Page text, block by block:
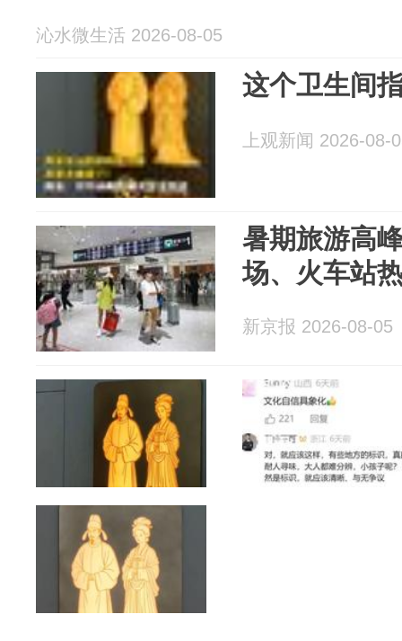
沁水微生活 2026-08-05
这个卫生间
上观新闻 2026-08-
暑期旅游高
场、火车站
新京报 2026-08-05